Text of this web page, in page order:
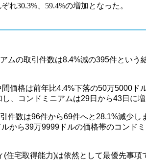
30.3%、59.4%の増加となった。
ムの取引件数は8.4%減の395件という
価格は前年比4.4%下落の50万5000ド
、コンドミニアムは29日から43日に増
数は96件から69件へと28.1%減少し
から39万9999ドルの価格帯のコンドミ
宅取得能力)は依然として最優先事項